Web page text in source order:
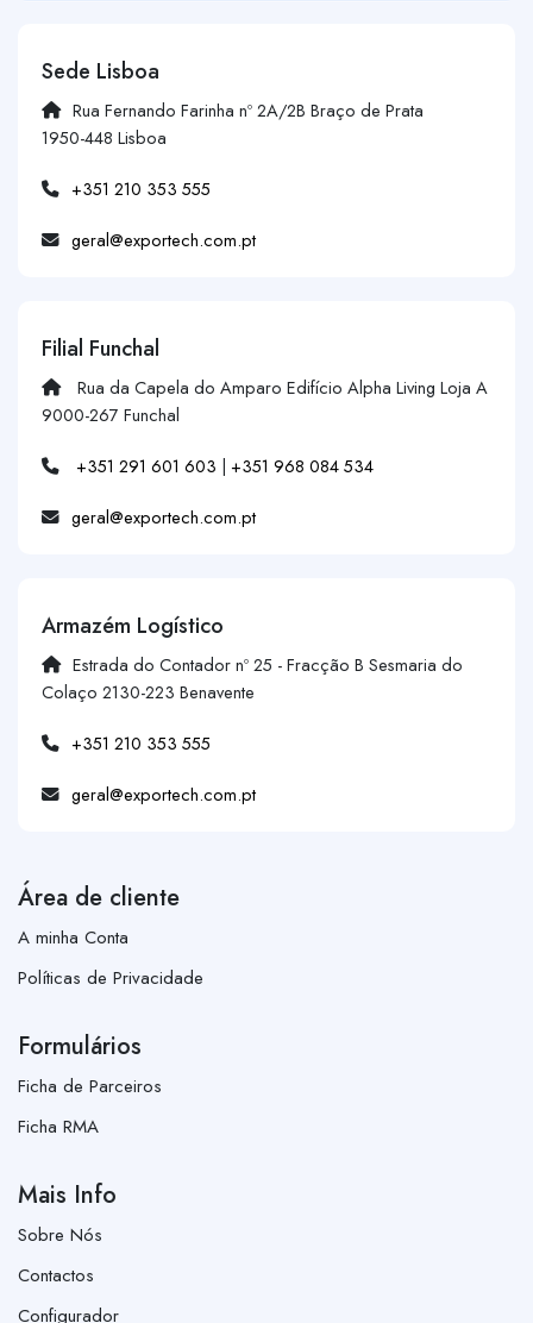
Sede Lisboa
Rua Fernando Farinha nº 2A/2B Braço de Prata
1950-448 Lisboa
+351 210 353 555
geral@exportech.com.pt
Filial Funchal
Rua da Capela do Amparo Edifício Alpha Living Loja A
9000-267 Funchal
+351 291 601 603 | +351 968 084 534
geral@exportech.com.pt
Armazém Logístico
Estrada do Contador nº 25 - Fracção B Sesmaria do
Colaço 2130-223 Benavente
+351 210 353 555
geral@exportech.com.pt
Área de cliente
A minha Conta
Políticas de Privacidade
Formulários
Ficha de Parceiros
Ficha RMA
Mais Info
Sobre Nós
Contactos
Configurador